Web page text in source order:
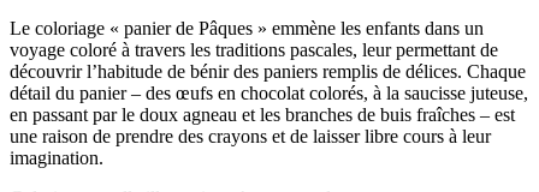
Le coloriage « panier de Pâques » emmène les enfants dans un
voyage coloré à travers les traditions pascales, leur permettant de
découvrir l’habitude de bénir des paniers remplis de délices. Chaque
détail du panier – des œufs en chocolat colorés, à la saucisse juteuse,
en passant par le doux agneau et les branches de buis fraîches – est
une raison de prendre des crayons et de laisser libre cours à leur
imagination.